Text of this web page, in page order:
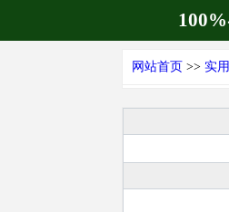
网站首页 >>实